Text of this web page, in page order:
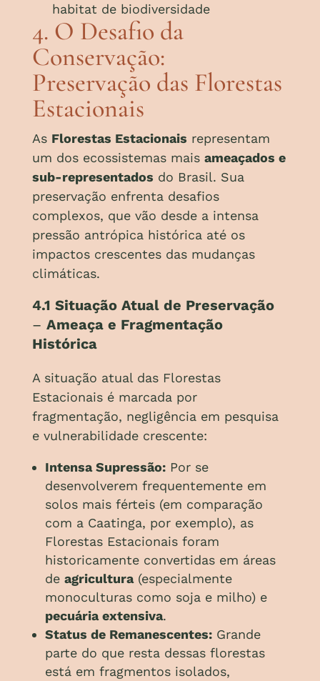
habitat de biodiversidade
4. O Desafio da
Conservação:
Preservação das Florestas
Estacionais
As Florestas Estacionais representam
um dos ecossistemas mais ameaçados e
sub-representados do Brasil. Sua
preservação enfrenta desafios
complexos, que vão desde a intensa
pressão antrópica histórica até os
impactos crescentes das mudanças
climáticas.
4.1 Situação Atual de Preservação
– Ameaça e Fragmentação
Histórica
A situação atual das Florestas
Estacionais é marcada por
fragmentação, negligência em pesquisa
e vulnerabilidade crescente:
Intensa Supressão:Por se
desenvolverem frequentemente em
solos mais férteis (em comparação
com a Caatinga, por exemplo), as
Florestas Estacionais foram
historicamente convertidas em áreas
de agricultura(especialmente
monoculturas como soja e milho) e
pecuária extensiva.
Status de Remanescentes:Grande
parte do que resta dessas florestas
está em fragmentos isolados,